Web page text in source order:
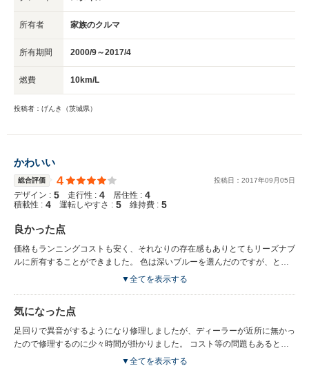
所有者 家族のクルマ
所有期間 2000/9～2017/4
燃費 10km/L
投稿者：げんき（茨城県）
かわいい
総合評価 4 投稿日： 2017年09 月05日
デザイン : 5 走行性 : 4 居住性 : 4
積載性 : 4 運転しやすさ : 5 維持費 : 5
良かった点
価格もランニングコストも安く、それなりの存在感もありとてもリーズナブ
ルに所有することができました。 色は深いブルーを選んだのですが、とて
もきれいで気に入っていました。 プジョーにはこのブルーが似合うと思い
にはぴったりではないかと思います。
▼全てを表示する
気になった点
足回りで異音がするようになり修理しましたが、ディーラーが近所に無かっ
たので修理するのに少々時間が掛かりました。 コスト等の問題もあると思
いますが、サービスネットワークがもう少し充実するとうれしいですね。
▼全てを表示する